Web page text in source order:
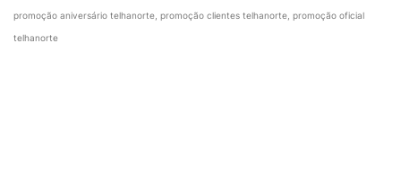
promoção aniversário telhanorte, promoção clientes telhanorte, promoção oficial
telhanorte